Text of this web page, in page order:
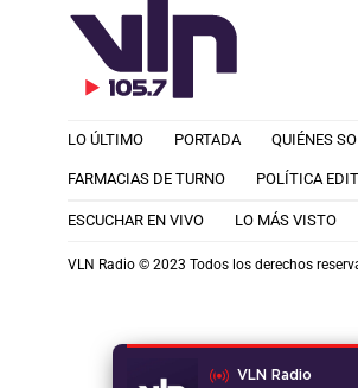
VLN Radio
LO ÚLTIMO PORTADA QUIÉNES
FARMACIAS DE TURNO POLÍTICA
ESCUCHAR EN VIVO LO MÁS VISTO
VLN Radio © 2023 Todos los derechos